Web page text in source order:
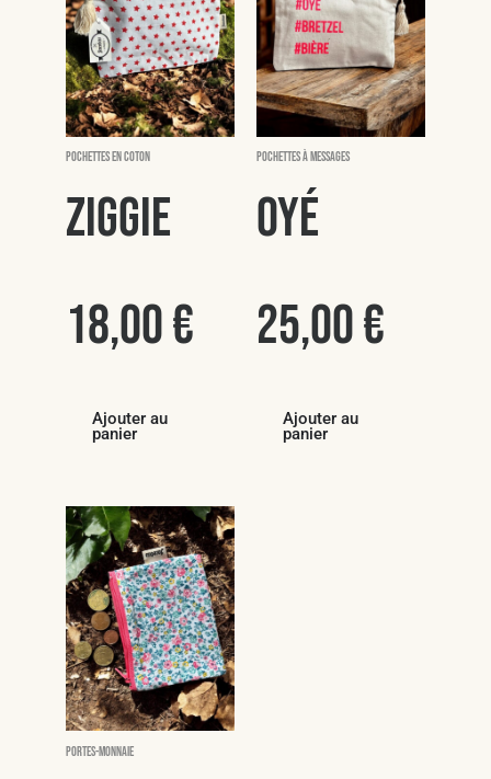
Pochettes en coton
Ziggie
18,00€
Ajouter au
panier
Pochettes à messages
Oyé
25,00€
Ajouter au
panier
Portes-monnaie